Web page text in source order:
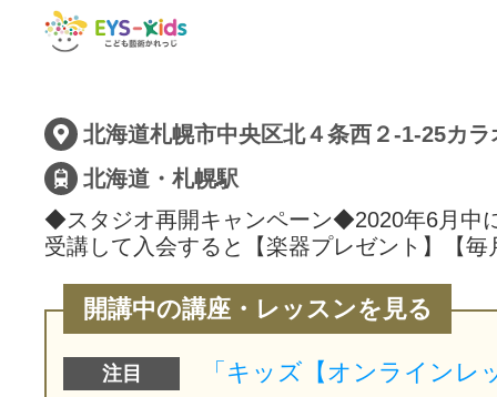
北海道札幌市中央区北４条西２-1-25カラ
北海道・札幌駅
◆スタジオ再開キャンペーン◆2020年6月中
受講して入会すると【楽器プレゼント】【
開講中の講座・レッスンを見る
注目